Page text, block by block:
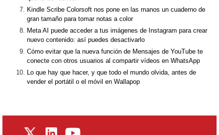
Kindle Scribe Colorsoft nos pone en las manos un cuaderno de
gran tamaño para tomar notas a color
Meta AI puede acceder a tus imágenes de Instagram para crear
nuevo contenido: así puedes desactivarlo
Cómo evitar que la nueva función de Mensajes de YouTube te
conecte con otros usuarios al compartir vídeos en WhatsApp
Lo que hay que hacer, y que todo el mundo olvida, antes de
vender el portátil o el móvil en Wallapop